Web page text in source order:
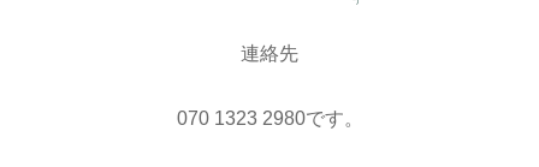
連絡先
‭070 1323 2980‬です。